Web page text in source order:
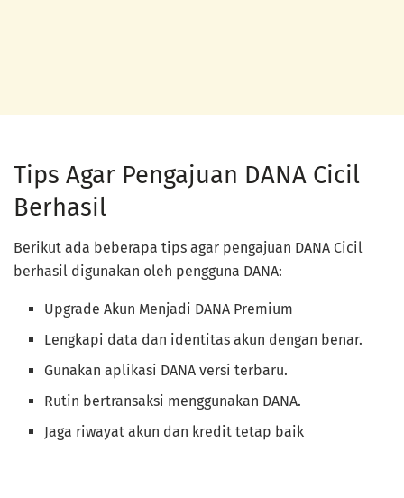
Tips Agar Pengajuan DANA Cicil
Berhasil
Berikut ada beberapa tips agar pengajuan DANA Cicil
berhasil digunakan oleh pengguna DANA:
Upgrade Akun Menjadi DANA Premium
Lengkapi data dan identitas akun dengan benar.
Gunakan aplikasi DANA versi terbaru.
Rutin bertransaksi menggunakan DANA.
Jaga riwayat akun dan kredit tetap baik